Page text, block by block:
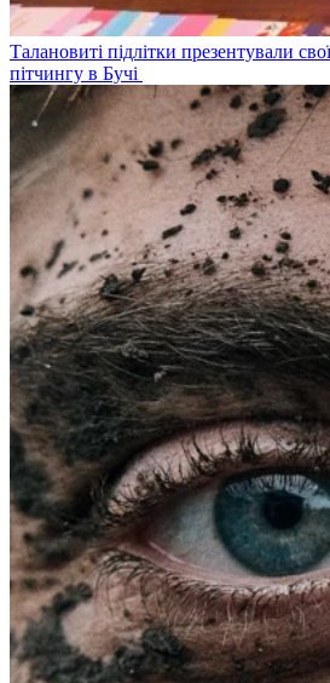
Талановиті підлітки презентували свої
пітчингу в Бучі